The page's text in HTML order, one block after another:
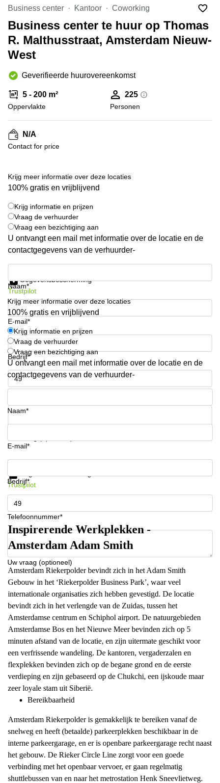
Hengelo
Hilversum
Hoofddorp
Deventer
Rotterdam
Tiel
Tilburg
Amsterdam
Westpoort
Bodegraven-
Reeuwijk
Business
center
Arnhem
center
Amsterdam
Westpoort
Business
Business
center
Coworking
space
Coworking
Arnhem
Kantoorruimte
in Arnhem
Hilversum
Coworking
space
Zwolle
Coworking
Haarlem
Kantoor
Huren
in
Hengelo
Bedrijfsruimte
Huren in
Nijmegen
Business center Kantoor Coworking
Business center te huur op Thomas
R. Malthusstraat, Amsterdam Nieuw-
West
Geverifieerde huurovereenkomst
5 - 200 m²
Oppervlakte
225
Personen
N/A
Contact for price
Krijg meer informatie over deze locaties
100% gratis en vrijblijvend
Krijg informatie en prijzen
Vraag de verhuurder
Vraag een bezichtiging aan
U ontvangt een mail met informatie over de locatie en de
contactgegevens van de verhuurder-
Naam*
E-mail*
Bedrijf*
Telefoonnummer*
Gegevensbescherming
Trustpilot
Krijg meer informatie over deze locaties
100% gratis en vrijblijvend
Krijg informatie en prijzen
Vraag de verhuurder
Vraag een bezichtiging aan
U ontvangt een mail met informatie over de locatie en de
contactgegevens van de verhuurder-
Naam*
E-mail*
Bedrijf*
Telefoonnummer*
Uw vraag (optioneel)
Krijg informatie en prijzen
Trustpilot
Inspirerende Werkplekken -
Amsterdam Adam Smith
Amsterdam Riekerpolder bevindt zich in het Adam Smith
Gebouw in het ‘Riekerpolder Business Park’, waar veel
internationale organisaties zich hebben gevestigd. De locatie
bevindt zich in het verlengde van de Zuidas, tussen het
Amsterdamse centrum en Schiphol airport. De natuurgebieden
Amsterdamse Bos en het Nieuwe Meer bevinden zich op 5
minuten afstand van de locatie, en zijn uitermate geschikt voor
een verfrissende wandeling. De kantoren, vergaderzalen en
flexplekken bevinden zich op de begane grond en de eerste
verdieping en zijn gebaseerd op de Chukchi, een ijskoude maar
zeer loyale stam uit Siberië.
Bereikbaarheid
Amsterdam Riekerpolder is gemakkelijk te bereiken vanaf de
snelweg en heeft (betaalde) parkeerplekken beschikbaar in de
interne parkeergarage, en er is openbare parkeergarage recht naast
het gebouw. De Rieker Circle Line zorgt voor een goede
verbinding met het openbaar vervoer, er gaan regelmatig
shuttlebussen van en naar het metrostation Henk Sneevlietweg.